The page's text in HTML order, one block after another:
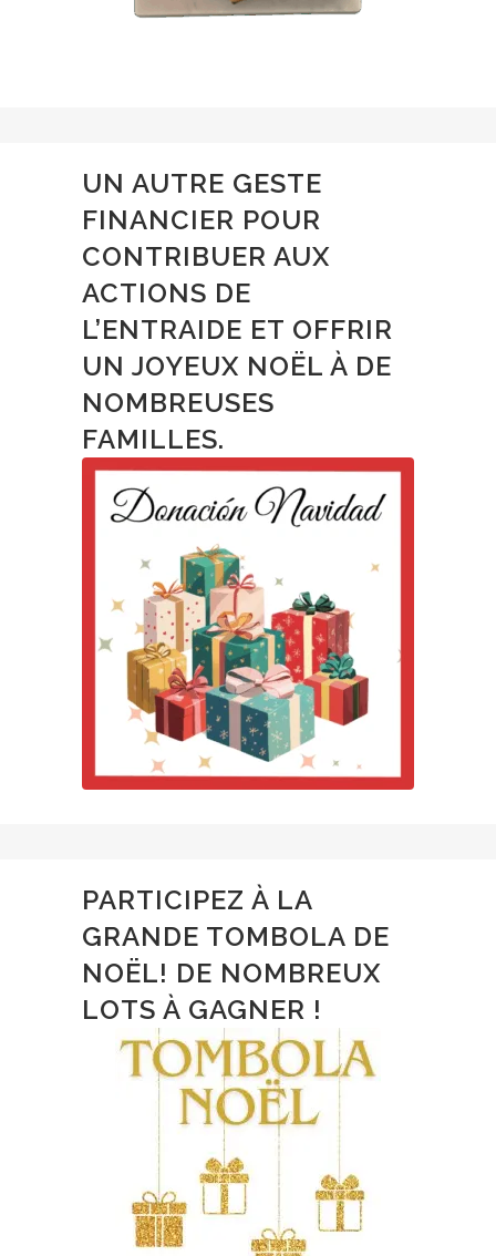
UN AUTRE GESTE
FINANCIER POUR
CONTRIBUER AUX
ACTIONS DE
L’ENTRAIDE ET OFFRIR
UN JOYEUX NOËL À DE
NOMBREUSES
FAMILLES.
PARTICIPEZ À LA
GRANDE TOMBOLA DE
NOËL! DE NOMBREUX
LOTS À GAGNER !